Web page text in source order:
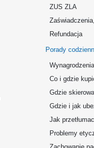
ZUS ZLA
Refundacja
Porady
Co i gdzie
Gdzie
Gdzie i jak
Jak
Problemy